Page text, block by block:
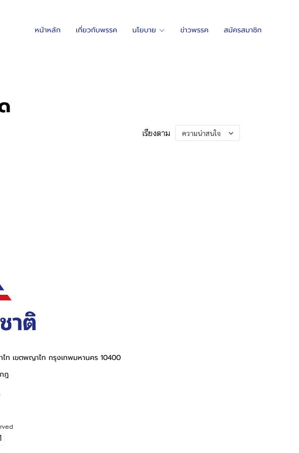
หน้าหลัก เกี่ยวกับพรรค นโยบาย ข่าวพรรค สมัครสมาชิก
เรียงตาม ความน่าสนใจ
ท เขตพญาไท กรุงเทพมหานคร 10400
ฎ